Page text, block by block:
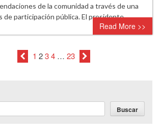
de la comunidad a través de una
de participación pública. El presidente…
Read More >>
1 2 3 4 … 23
Buscar